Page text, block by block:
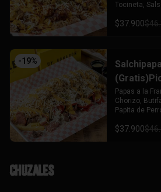
Tocineta,
(Gratis)
$37.900
-19%
Papas a la
Chorizo,
Papita de
Chúzales.
de Bollo
$37.900
Chuzales